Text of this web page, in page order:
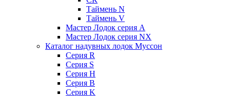
Таймень N
Таймень V
Мастер Лодок серия А
Мастер Лодок серия NX
Каталог надувных лодок Муссон
Серия R
Серия S
Серия H
Серия B
Серия K